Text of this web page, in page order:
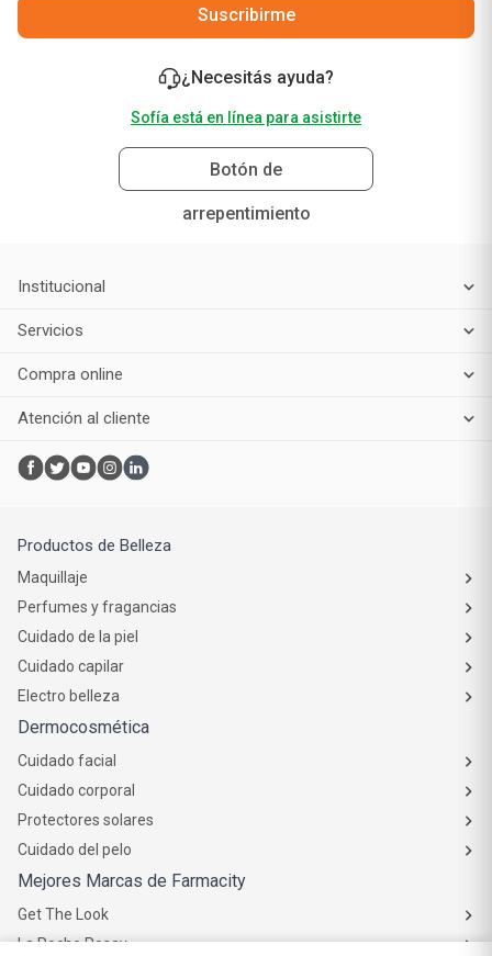
Suscribirme
¿Necesitás ayuda?
Sofía está en línea para asistirte
Botón de
arrepentimiento
Institucional
Servicios
Compra online
Atención al cliente
Productos de Belleza
Maquillaje
Perfumes y fragancias
Cuidado de la piel
Cuidado capilar
Electro belleza
Dermocosmética
Cuidado facial
Cuidado corporal
Protectores solares
Cuidado del pelo
Mejores Marcas de Farmacity
Get The Look
La Roche Posay